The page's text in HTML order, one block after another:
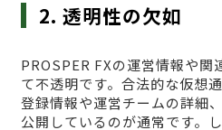
2. 透明性の欠如
PROSPER FXの運営情報や関
て不透明です。合法的な仮想
登録情報や運営チームの詳細
公開しているのが通常です。